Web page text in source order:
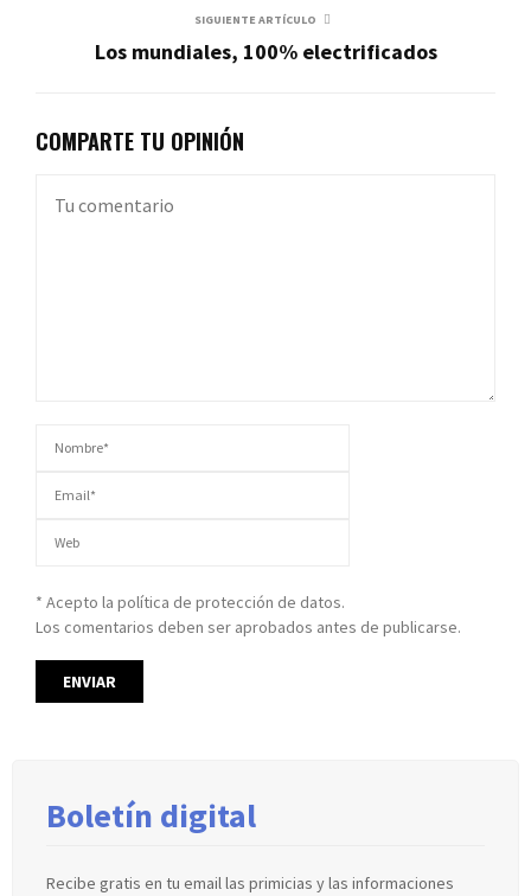
SIGUIENTE ARTÍCULO
Los mundiales, 100% electrificados
COMPARTE TU OPINIÓN
* Acepto la política de protección de datos.
Los comentarios deben ser aprobados antes de publicarse.
Boletín digital
Recibe gratis en tu email las primicias y las informaciones